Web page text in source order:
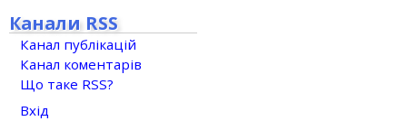
Канали RSS
Канал публікацій
Канал коментарів
Що таке RSS?
Вхід